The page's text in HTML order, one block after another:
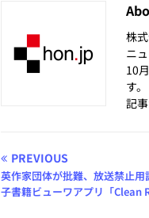
株
ニ
10
す
記
PREVIOUS
英作家団体が批難、放送禁止
子書籍ビューワアプリ「Clean